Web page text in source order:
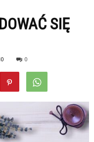
SIĘ
0